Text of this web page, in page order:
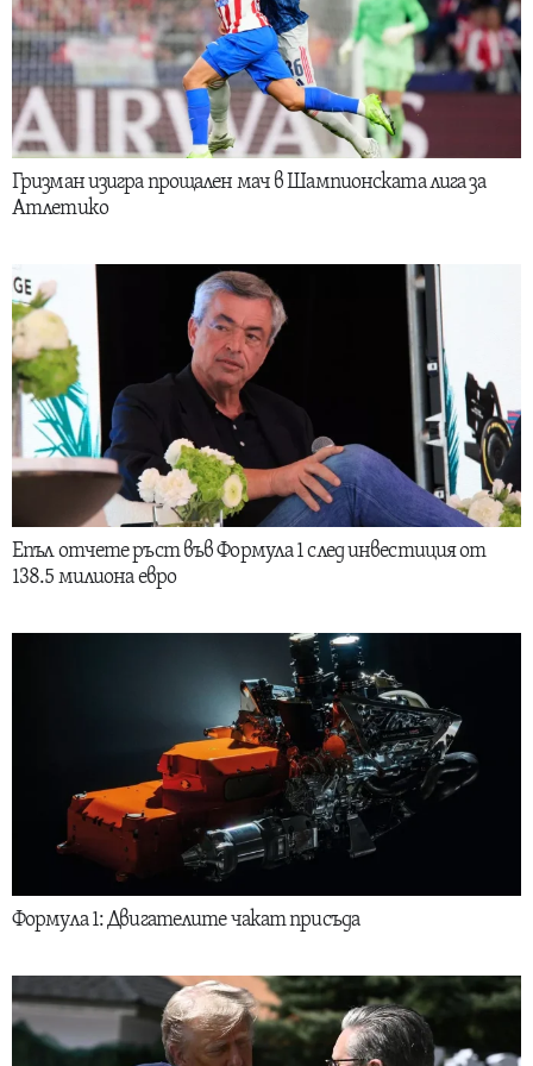
Гризман изигра прощален мач в Шампионската лига за
Атлетико
Епъл отчете ръст във Формула 1 след инвестиция от
138.5 милиона евро
Формула 1: Двигателите чакат присъда